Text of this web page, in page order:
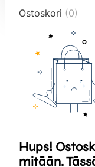
Ostoskori (0)
Hups!
mitään.